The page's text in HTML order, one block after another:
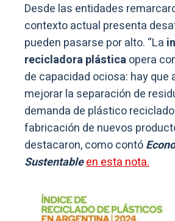
Desde las entidades
contexto actual presenta
pueden pasarse por alto. “La
recicladora plásticaopera
de capacidad ociosa: hay que
mejorar la separación de
demanda de plástico
fabricación de nuevos
destacaron, como contó
Sustentableen esta nota.